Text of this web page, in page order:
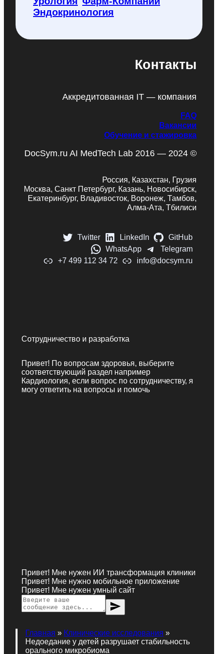
Эндокринология
Контакты
Аккредитованная IT — компания
FAQ
Вакансии
Обучение и стажировка
DocSym.ru AI MedTech Lab 2016 — 2024 ©
Россия, Казахстан, Грузия
Москва, Санкт Петербург, Казань, Новосибирск,
Екатеринбург, Владивосток, Воронеж, Тамбов,
Алма-Ата, Тбилиси
Twitter LinkedIn
GitHub
WhatsApp
Telegram
+7 499 112 34 72
info@docsym.ru
Сотрудничество и разработка
Привет! По вопросам здоровья, выберите
соответствующий раздел например
Кардиология, если вопрос по сотрудничеству, я
могу ответить на вопросы и помочь
Привет! Мне нужен ИИ трансформация клиники
Привет! Мне нужно мобильное приложение
Привет! Мне нужен умный сайт
send
Главная » Клинические исследования »
Недоедание у детей разрушает стабильность
орального микробиома